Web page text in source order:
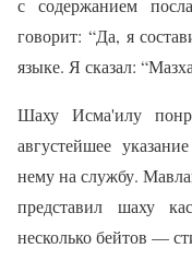
с содержанием
говорит: “Да, я
языке. Я сказал:
Шаху Исма'илу
августейшее
нему на службу.
представил шаху
несколько бейтов —